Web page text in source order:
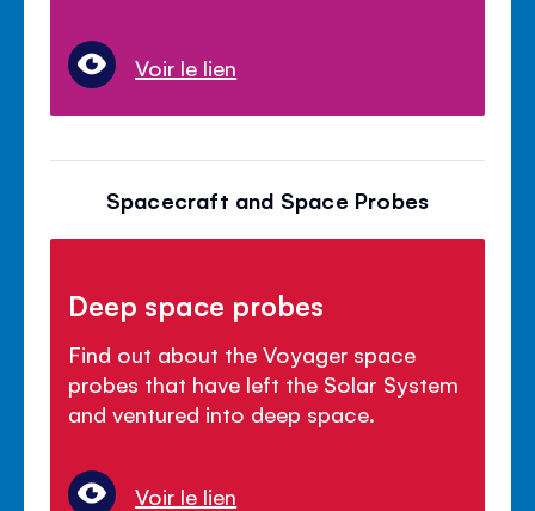
Voir le lien
Spacecraft and Space Probes
Deep space probes
Find out about the Voyager space
probes that have left the Solar System
and ventured into deep space.
Voir le lien